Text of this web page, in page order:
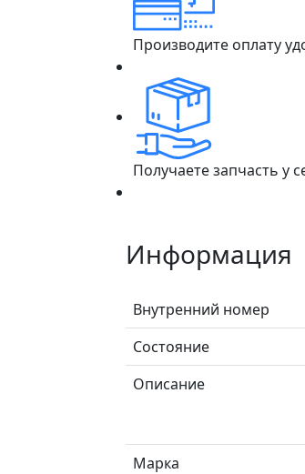
Производите оплату
Получаете запчасть у
Информация
Внутренний номер
Состояние
Описание
Марка